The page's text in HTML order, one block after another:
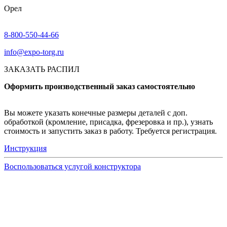
Орел
8-800-550-44-66
info@expo-torg.ru
ЗАКАЗАТЬ РАСПИЛ
Оформить производственный заказ самостоятельно
Вы можете указать конечные размеры деталей с доп.
обработкой (кромление, присадка, фрезеровка и пр.), узнать
стоимость и запустить заказ в работу. Требуется регистрация.
Инструкция
Воспользоваться услугой конструктора